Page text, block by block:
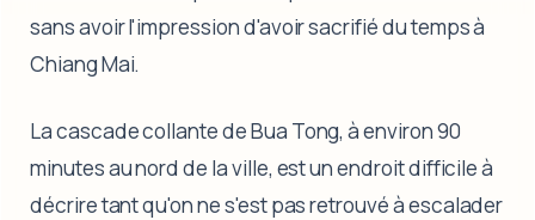
sans avoir l'impression d'avoir sacrifié du temps à
Chiang Mai.
La cascade collante de Bua Tong, à environ 90
minutes au nord de la ville, est un endroit difficile à
décrire tant qu'on ne s'est pas retrouvé à escalader